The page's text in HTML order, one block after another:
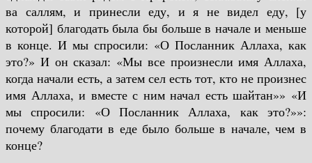
ва саллям, и принесли еду, и я не видел еду, [у
которой] благодать была бы больше в начале и меньше
в конце. И мы спросили: «О Посланник Аллаха, как
это?» И он сказал: «Мы все произнесли имя Аллаха,
когда начали есть, а затем сел есть тот, кто не произнес
имя Аллаха, и вместе с ним начал есть шайтан»» «И
мы спросили: «О Посланник Аллаха, как это?»»:
почему благодати в еде было больше в начале, чем в
конце?